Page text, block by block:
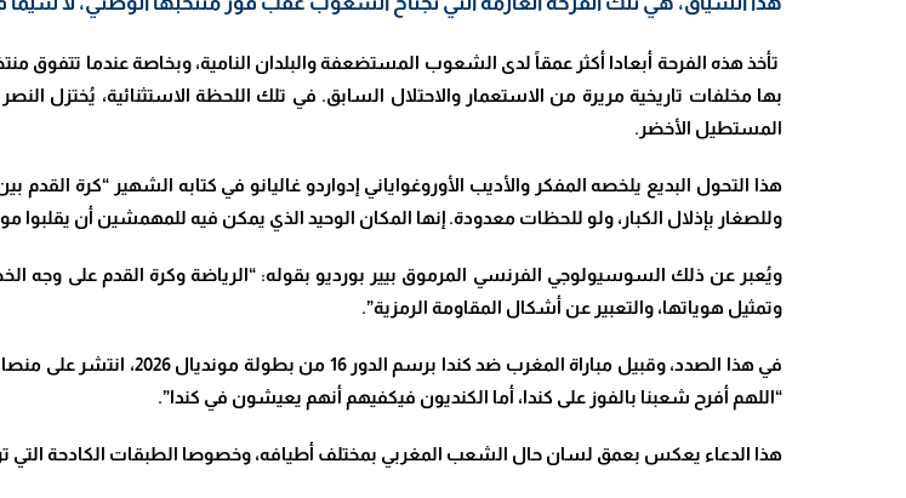
تأخذ هذه الفرحة أبعادا أكثر عمقاً لدى الشعوب المستضعفة والبلدان النامية، وبخاصة عندما تتفوق
بها مخلفات تاريخية مريرة من الاستعمار والاحتلال السابق. في تلك اللحظة الاستثنائية، يُختزل
المستطيل الأخضر.
هذا التحول البديع يلخصه المفكر والأديب الأوروغواياني إدواردو غاليانو في كتابه الشهير “كرة
وللصغار بإذلال الكبار، ولو للحظات معدودة. إنها المكان الوحيد الذي يمكن فيه للمهمشين أن يقلبوا
ويُعبر عن ذلك السوسيولوجي الفرنسي المرموق بيير بورديو بقوله: “الرياضة وكرة القدم على وجه
وتمثيل هوياتها، والتعبير عن أشكال المقاومة الرمزية”.
في هذا الصدد، وقبيل مباراة
“اللهم أفرح شعبنا بالفوز على كندا، أما الكنديون فيكفيهم أنهم يعيشون في كندا”.
هذا الدعاء يعكس بعمق لسان حال الشعب المغربي بمختلف أطيافه، وخصوصا الطبقات الكادحة التي